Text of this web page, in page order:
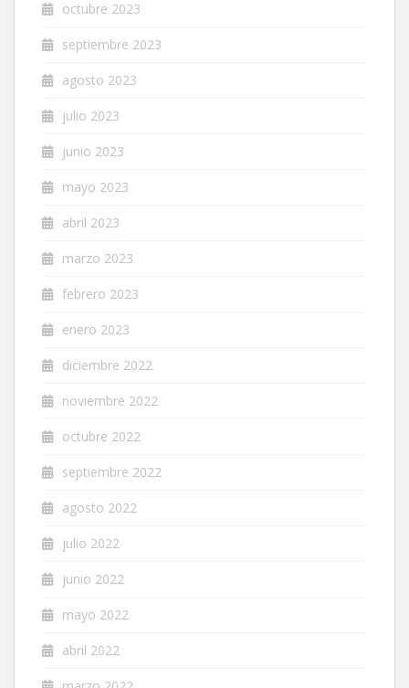
octubre 2023
septiembre 2023
agosto 2023
julio 2023
junio 2023
mayo 2023
abril 2023
marzo 2023
febrero 2023
enero 2023
diciembre 2022
noviembre 2022
octubre 2022
septiembre 2022
agosto 2022
julio 2022
junio 2022
mayo 2022
abril 2022